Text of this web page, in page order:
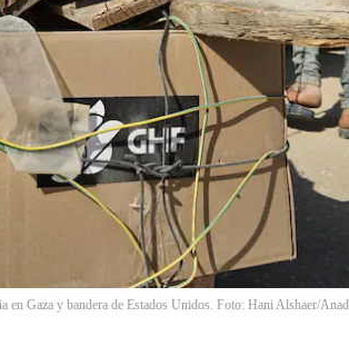
en Gaza y bandera de Estados Unidos. Foto: Hani Alshaer/